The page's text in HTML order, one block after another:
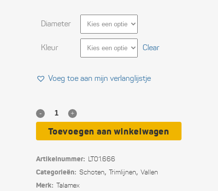
Diameter
Kleur Clear
Voeg toe aan mijn verlanglijstje
Talamex
Racing
3
Toevoegen aan winkelwagen
Artikelnummer: LT01.666
Categorieën: Schoten, Trimlijnen, Vallen
Merk: Talamex